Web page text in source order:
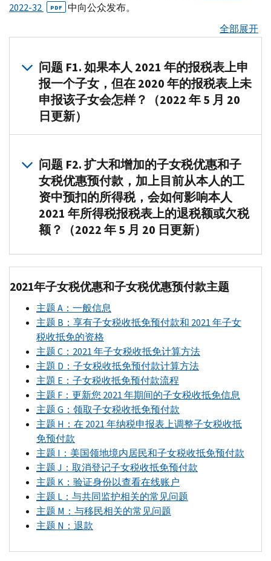
2022-32
PDF
中向公众发布。
全部展开
问题 F1. 如果本人 2021 年的报税表上申
报一个子女，但在 2020 年的报税表上未
申报该子女会怎样？（2022 年 5 月 20
日更新）
1.
您
的
首
次
子
税
优
惠
预
付
款
将
基
于
您
的
2020
年
纳
税
申
报
表
（或
年
问题 F2. 扩大和增加的子女税优惠和子
女税优惠预付款，加上目前从本人的工
资中预扣的所得税，会如何影响本人
2021 年所得税报税表上的退税额或欠税
额？（2022 年 5 月 20 日更新）
从
2021
年
7
月
开
始，
国
税
局
开
始
每
月
向
纳
税
预
2021年子女税优惠和子女税优惠预付款主题
主题A ：一般信息
主题 B ：享有子女税收抵免预付款和 2021 年子女
税收抵免的资格
主题C ：2021 年子女税收抵免计算方法
主題 D ：子女税收抵免预付款计算方法
主題 E ：子女税收抵免预付款流程
主题 F ：更新您 2021 年期间的子女税收抵免信息
主题G ：领取子女税收抵免预付款
主题 H ：在 2021 年纳税申报表上调整子女税收抵
免预付款
主题 I ：美国领地境内居民和子女税收抵免预付款
主题J ：取消登记子女税收抵免预付款
主题 K ：验证身份以查看在线账户
主题 L ：与共同监护相关的常见问题
主题 M ：与移民相关的常见问题
主题 N ：退款